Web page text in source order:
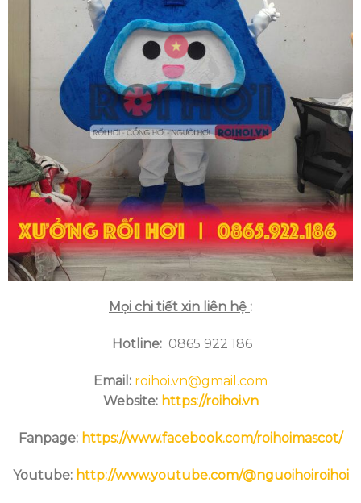
Mọi chi tiết xin liên hệ :
Hotline: 0865 922 186
Email: roihoi.vn@gmail.com
Website: https://roihoi.vn
Fanpage: https://www.facebook.com/roihoimascot/
Youtube: http://www.youtube.com/@nguoihoiroihoi